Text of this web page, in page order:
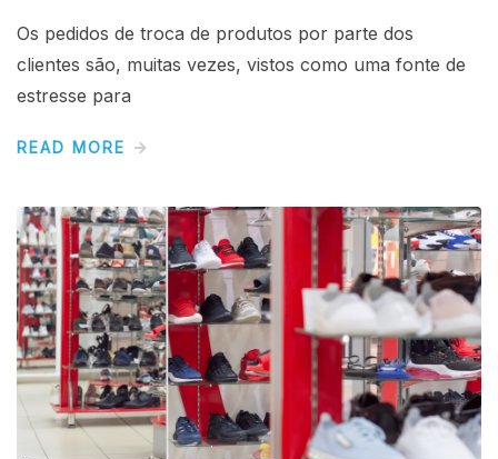
Os pedidos de troca de produtos por parte dos
clientes são, muitas vezes, vistos como uma fonte de
estresse para
READ MORE